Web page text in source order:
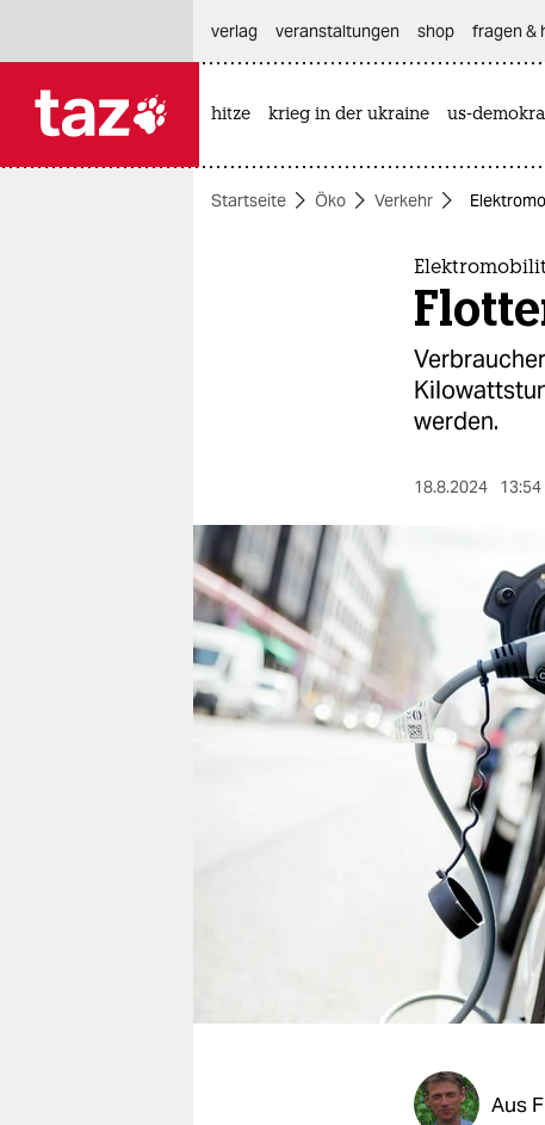
themen
berlin
nord
wahrheit
verlag
genossenschaft
verlag
veranstaltungen shop fragen &
hitze krieg in der ukraine us-
Startseite Öko Verkehr
werden.
18.8.2024
Aus